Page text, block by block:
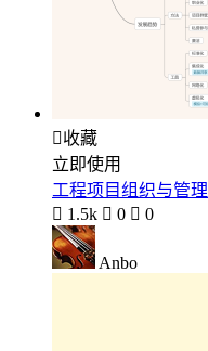
收藏
立即使用
工程项目组织与管理
 1.5k  0  0
Anbo